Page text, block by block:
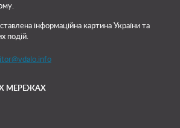
інформаційна картина України та
подій.
МЕРЕЖАХ